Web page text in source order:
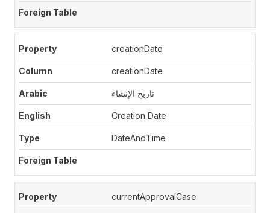
creationDate
creationDate
تاريخ الإنشاء
Creation Date
DateAndTime
currentApprovalCase